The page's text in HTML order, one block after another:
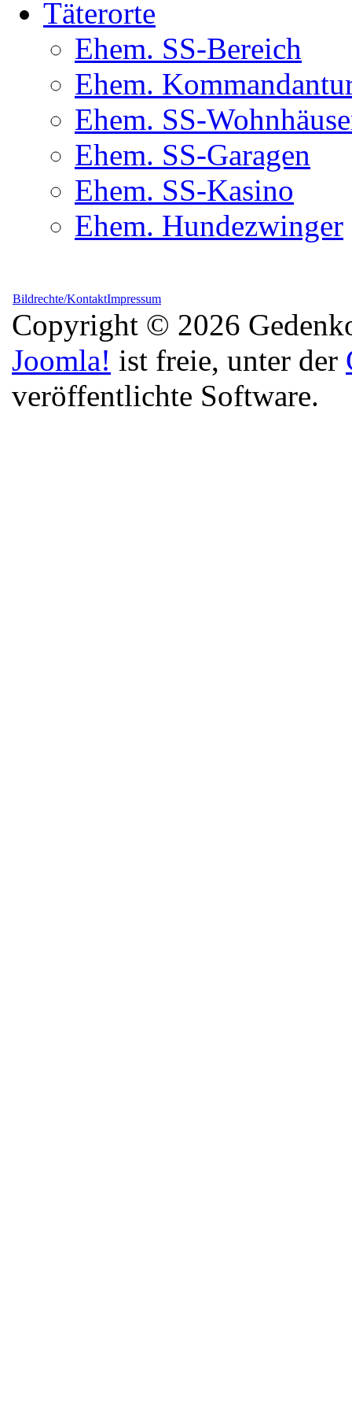
Täterorte
Ehem. SS-Bereich
Ehem.
Ehem. SS-
Ehem. SS-Garagen
Ehem. SS-Kasino
Ehem. Hundezwinger
Bildrechte/KontaktImpressum
Copyright © 2026
Joomla! ist freie, unter der
veröffentlichte Software.